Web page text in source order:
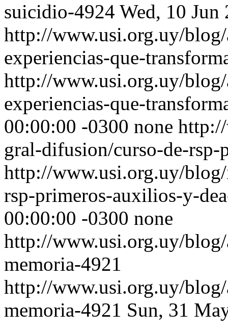
suicidio-4924 Wed, 10
http://www.usi.org.uy/
experiencias-que-
http://www.usi.org.uy/
experiencias-que-
00:00:00 -0300 none
gral-difusion/curso-de-
http://www.usi.org.uy/
rsp-primeros-auxilios-y-
00:00:00 -0300 none
http://www.usi.org.uy/
memoria-4921
http://www.usi.org.uy/
memoria-4921 Sun, 31